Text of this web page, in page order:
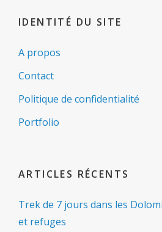
IDENTITÉ DU SITE
A propos
Contact
Politique de confidentialité
Portfolio
ARTICLES RÉCENTS
Trek de 7 jours dans les
et refuges